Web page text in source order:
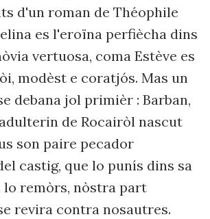
d'un roman de Théophile
es l'eroïna perfiècha dins
vertuosa, coma Estève es
modèst e coratjós. Mas un
debana jol primièr : Barban,
de Rocairòl nascut
son paire pecador
castig, que lo punís dins sa
lo remòrs, nòstra part
revira contra nosautres.